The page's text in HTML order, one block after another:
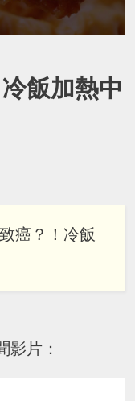
飯加熱中
癌？！冷飯
影片：